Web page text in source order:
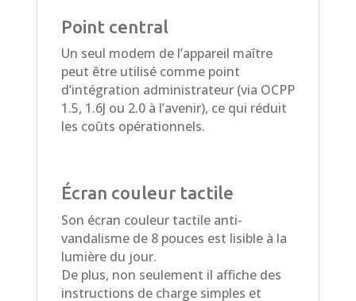
Point central
Un seul modem de l’appareil maître
peut être utilisé comme point
d’intégration administrateur (via OCPP
1.5, 1.6J ou 2.0 à l’avenir), ce qui réduit
les coûts opérationnels.
Écran couleur tactile
Son écran couleur tactile anti-
vandalisme de 8 pouces est lisible à la
lumière du jour.
De plus, non seulement il affiche des
instructions de charge simples et